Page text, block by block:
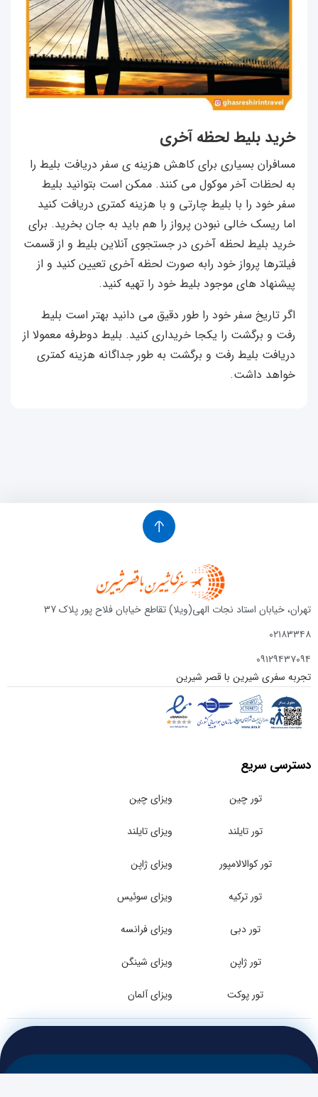
خرید بلیط لحظه آخری
مسافران بسیاری برای کاهش هزینه ی سفر دریافت بلیط را
به لحظات آخر موکول می کنند. ممکن است بتوانید بلیط
سفر خود را با بلیط چارتی و با هزینه کمتری دریافت کنید
اما ریسک خالی نبودن پرواز را هم باید به جان بخرید. برای
خرید بلیط لحظه آخری در جستجوی آنلاین بلیط و از قسمت
فیلترها پرواز خود رابه صورت لحظه آخری تعیین کنید و از
پیشنهاد های موجود بلیط خود را تهیه کنید.
اگر تاریخ سفر خود را طور دقیق می دانید بهتر است بلیط
رفت و برگشت را یکجا خریداری کنید. بلیط دوطرفه معمولا از
دریافت بلیط رفت و برگشت به طور جداگانه هزینه کمتری
خواهد داشت.
تهران، خیابان استاد نجات الهی(ویلا) تقاطع خیابان فلاح پور پلاک 37
۰۲۱۸۳۳۴۸
۰۹۱۲۹۴۳۷۰۹۴
تجربه سفری شیرین با قصر شیرین
دسترسی سریع
تور چین
تور تایلند
تور کوالالامپور
تور ترکیه
تور دبی
تور ژاپن
تور پوکت
ویزای چین
ویزای تایلند
ویزای ژاپن
ویزای سوئیس
ویزای فرانسه
ویزای شینگن
ویزای آلمان